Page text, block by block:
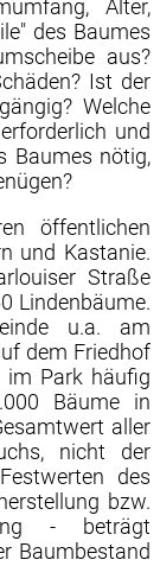
Alter,
des Baumes
aus?
Ist der
Welche
und
Baumes nötig,
öffentlichen
und Kastanie.
Straße
Lindenbäume.
u.a. am
dem Friedhof
im Park häufig
Bäume in
aller
nicht der
des
bzw.
- beträgt
Baumbestand